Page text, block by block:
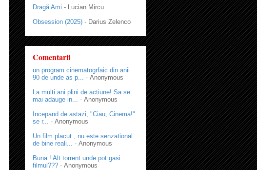
Dragă Ami - Lucian Mircu
Obsession (2025) - Darius Zelenco
Comentarii
un program cinematogrfaic din anii
90 de unde as p... - Anonymous
La multi ani plini de actiune! Sa se
mai adauge in... - Anonymous
Incepand de astazi, "Ciau, Cinema!"
se r... - Anonymous
Un film placut , nu este senzational
de bine reali... - Anonymous
Buna ! Alt torrent unde pot gasi
filmul??? - Anonymous